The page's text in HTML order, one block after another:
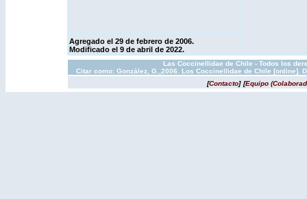
Agregado el 29 de febrero de 2006.
Modificado el 9 de abril de 2022.
Las Coccinellidae de Chile - Todos los
Citar como: González, G.,2006. Los Coccinellidae de Chile [online].
[Contacto] [Equipo